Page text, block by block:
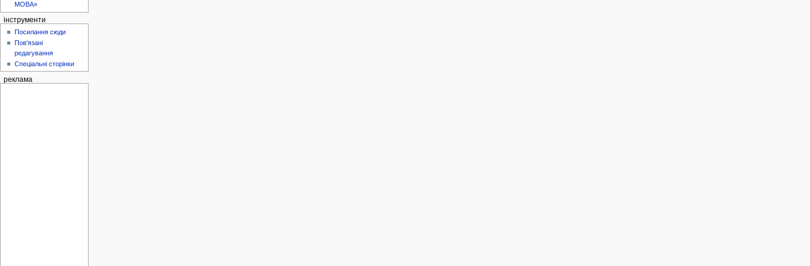
МОВА»
інструменти
Посилання сюди
Пов'язані
редагування
Спеціальні сторінки
реклама